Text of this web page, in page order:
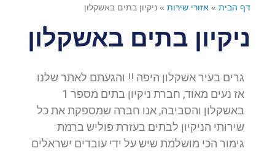
דף הבית » אזורי שירות » ניקיון בתים באשקלון
ניקיון בתים באשקלון
גרים בעיר אשקלון היפה !! והגעתם לאתר שלנו
אז נעים מאוד, חברת ניקיון בתים מספר 1
באשקלון והסביבה, אנו חברה שמספקת את כל
שירותי הניקיון לבתים בעזרת פוליש ברמת
גימור הכי מושלמת שיש על ידי עובדים ישראלים